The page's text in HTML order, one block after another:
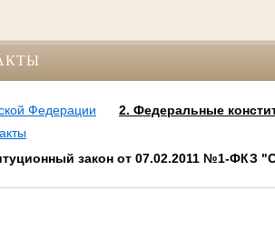
Федерации 2. Федеральные
закон от 07.02.2011 №1-ФКЗ